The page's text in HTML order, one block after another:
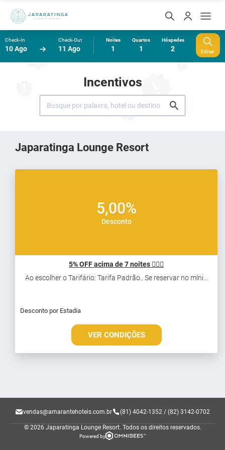
Check-In
10 Ago
Check-Out
11 Ago
Noites
1
Quartos
1
Hóspedes
2 Editar
Incentivos
Japaratinga Lounge Resort
5,00%
Desconto
5% OFF acima de 7 noites 💁‍♀️✨
Ao escolher o Tarifário: Tarifa Padrão.. Se reservar no míni...
Desconto por Estadia
VER CONDIÇÕES
vendas@amarantehoteis.com.br (81) 4042-1352 / (82) 3142-0702
© 2026 Japaratinga Lounge Resort. Todos os direitos reservados.
Powered by